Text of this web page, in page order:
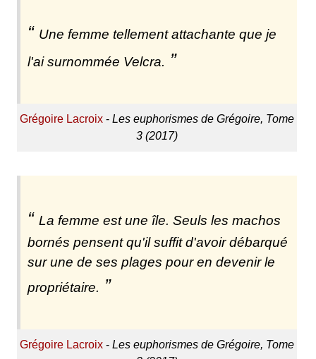
Une femme tellement attachante que je
l'ai surnommée Velcra.
Grégoire Lacroix- Les euphorismes de Grégoire, Tome
3 (2017)
La femme est une île. Seuls les machos
bornés pensent qu'il suffit d'avoir débarqué
sur une de ses plages pour en devenir le
propriétaire.
Grégoire Lacroix- Les euphorismes de Grégoire, Tome